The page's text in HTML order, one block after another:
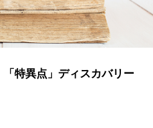
「特異点」ディスカバリー